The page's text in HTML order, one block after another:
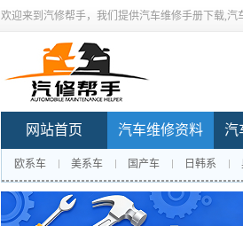
欢迎来到汽修帮手，我们提供汽车维修手册下载,汽
网站首页 汽车维修资料 汽
欧系车 美系车 国产车 日韩系